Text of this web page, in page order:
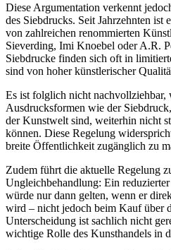
Diese Argumentation verkennt
des Siebdrucks. Seit Jahrzehnten ist
von zahlreichen renommierten
Sieverding, Imi Knoebel oder A.R.
Siebdrucke finden sich oft in
sind von hoher künstlerischer
Es ist folglich nicht nachvollziehbar,
Ausdrucksformen wie der
der Kunstwelt sind, weiterhin nicht
können. Diese Regelung
breite Öffentlichkeit zugänglich zu
Zudem führt die aktuelle Regelung
Ungleichbehandlung: Ein
würde nur dann gelten, wenn er
wird – nicht jedoch beim Kauf über
Unterscheidung ist sachlich nicht
wichtige Rolle des Kunsthandels in